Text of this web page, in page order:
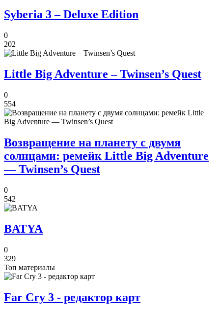
Syberia 3 – Deluxe Edition
0
202
Little Big Adventure – Twinsen’s Quest
0
554
Возвращение на планету с двумя
солнцами: ремейк Little Big Adventure
— Twinsen’s Quest
0
542
BATYA
0
329
Топ материалы
Far Cry 3 - редактор карт